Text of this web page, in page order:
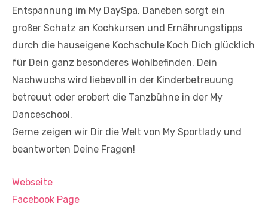
Entspannung im My DaySpa. Daneben sorgt ein
großer Schatz an Kochkursen und Ernährungstipps
durch die hauseigene Kochschule Koch Dich glücklich
für Dein ganz besonderes Wohlbefinden. Dein
Nachwuchs wird liebevoll in der Kinderbetreuung
betreuut oder erobert die Tanzbühne in der My
Danceschool.
Gerne zeigen wir Dir die Welt von My Sportlady und
beantworten Deine Fragen!
Webseite
Facebook Page